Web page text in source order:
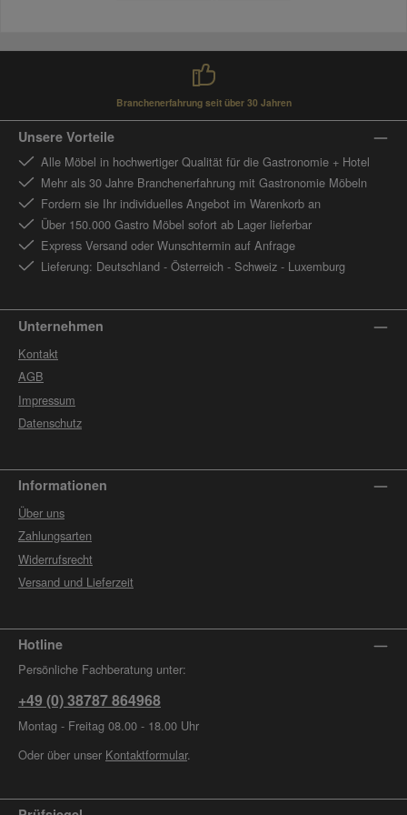
Branchenerfahrung seit über 30 Jahren
Unsere Vorteile
Alle Möbel in hochwertiger Qualität für die Gastronomie + Hotel
Mehr als 30 Jahre Branchenerfahrung mit Gastronomie Möbeln
Fordern sie Ihr individuelles Angebot im Warenkorb an
Über 150.000 Gastro Möbel sofort ab Lager lieferbar
Express Versand oder Wunschtermin auf Anfrage
Lieferung: Deutschland - Österreich - Schweiz - Luxemburg
Unternehmen
Kontakt
AGB
Impressum
Datenschutz
Informationen
Über uns
Zahlungsarten
Widerrufsrecht
Versand und Lieferzeit
Hotline
Persönliche Fachberatung unter:
+49 (0) 38787 864968
Montag - Freitag 08.00 - 18.00 Uhr
Oder über unser Kontaktformular.